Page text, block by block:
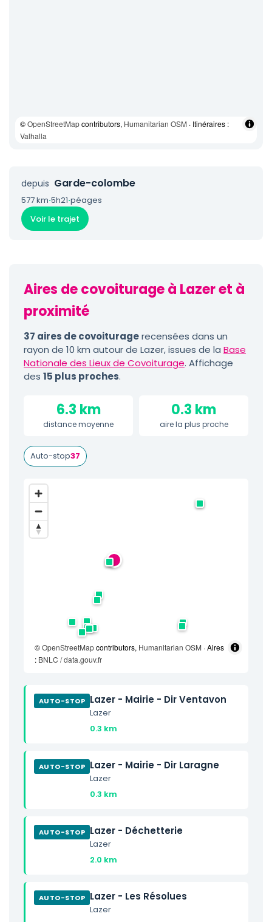
©OpenStreetMapcontributors, Humanitarian OSM · Itinéraires :
Valhalla
depuis Garde-colombe
577 km·5h21·péages
Voir le trajet
Aires de covoiturage à Lazer et à
proximité
37 aires de covoituragerecensées dans un
rayon de 10 km autour de Lazer, issues de la Base
Nationale des Lieux de Covoiturage. Affichage
des 15 plus proches.
6.3 km
distance moyenne
0.3 km
aire la plus proche
Auto-stop37
©OpenStreetMapcontributors, Humanitarian OSM · Aires
: BNLC / data.gouv.fr
AUTO-STOP Lazer - Mairie - Dir Ventavon
Lazer
0.3 km
AUTO-STOP Lazer - Mairie - Dir Laragne
Lazer
0.3 km
AUTO-STOP Lazer - Déchetterie
Lazer
2.0 km
AUTO-STOP Lazer - Les Résolues
Lazer